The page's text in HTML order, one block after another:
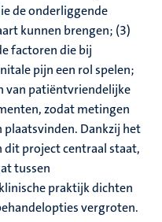
de onderliggende
kunnen brengen; (3)
factoren die bij
pijn een rol spelen;
van patiëntvriendelijke
zodat metingen
Dankzij het
project centraal staat,
tussen
praktijk dichten
vergroten.